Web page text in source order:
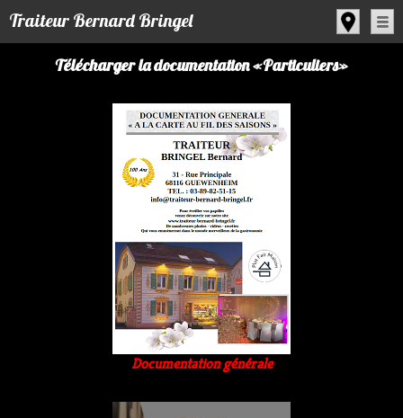
Traiteur Bernard Bringel
Télécharger la documentation «Particuliers»
Documentation générale
Panneau de gestion des cookies